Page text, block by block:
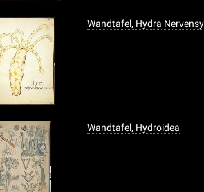
Wandtafel, Hydra
Wandtafel, Hydroidea